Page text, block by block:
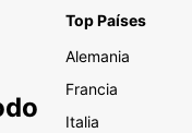
Top Países
Alemania
Francia
Italia